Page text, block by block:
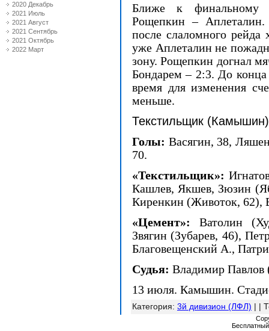
2020 Декабрь
2021 Июль
2021 Август
2021 Сентябрь
2021 Октябрь
2022 Март
Ближе к финальному
Рощепкин – Аплеталин.
после слаломного рейда
уже Аплеталин не
зону. Рощепкин догнал
Бондарем – 2:3. До конца
время для изменения
меньше.
Текстильщик
Голы: Васягин, 38,
70.
«Текстильщик»:
Кашлев, Якшев, Зюзин
Киренкин (Животок, 62),
«Цемент»:Ватолин
Звягин (Зубарев, 46),
Благовещенский А.,
Судья: Владимир
13 июля. Камышин.
Категория: 3й дивизион (ЛФЛ) | |